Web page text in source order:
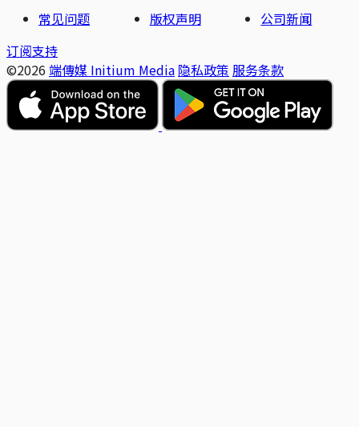
常见问题
版权声明
公司新闻
订阅支持
©2026 端傳媒 Initium Media 隐私政策 服务条款